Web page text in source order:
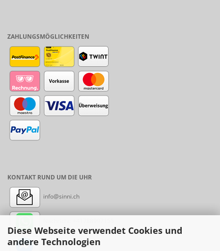
Diese Webseite verwendet Cookies und
andere Technologien
ZAHLUNGSMÖGLICHKEITEN
KONTAKT RUND UM DIE UHR
info@sinni.ch
Messenger: sinni.ch